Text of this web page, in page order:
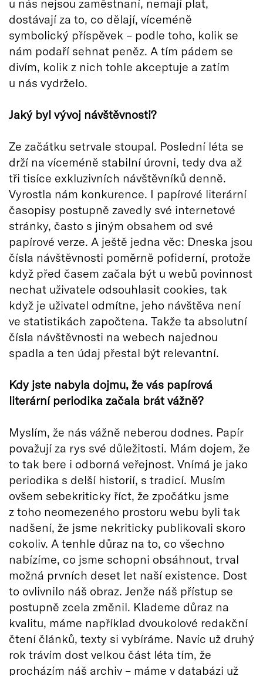
dostávají za to, co dělají, víceméně
symbolický příspěvek – podle toho, kolik se
nám podaří sehnat peněz. A tím pádem se
divím, kolik z nich tohle akceptuje a zatím
u nás vydrželo.
Jaký byl vývoj návštěvnosti?
Ze začátku setrvale stoupal. Poslední léta se
drží na víceméně stabilní úrovni, tedy dva až
tři tisíce exkluzivních návštěvníků denně.
Vyrostla nám konkurence. I papírové literární
časopisy postupně zavedly své internetové
stránky, často s jiným obsahem od své
papírové verze. A ještě jedna věc: Dneska jsou
čísla návštěvnosti poměrně pofiderní, protože
když před časem začala být u webů povinnost
nechat uživatele odsouhlasit cookies, tak
když je uživatel odmítne, jeho návštěva není
ve statistikách započtena. Takže ta absolutní
čísla návštěvnosti na webech najednou
spadla a ten údaj přestal být relevantní.
Kdy jste nabyla dojmu, že vás papírová
literární periodika začala brát vážně?
Myslím, že nás vážně neberou dodnes. Papír
považují za rys své důležitosti. Mám dojem, že
to tak bere i odborná veřejnost. Vnímá je jako
periodika s delší historií, s tradicí. Musím
ovšem sebekriticky říct, že zpočátku jsme
z toho neomezeného prostoru webu byli tak
nadšení, že jsme nekriticky publikovali skoro
cokoliv. A tenhle důraz na to, co všechno
nabízíme, co jsme schopni obsáhnout, trval
možná prvních deset let naší existence. Dost
to ovlivnilo náš obraz. Jenže náš přístup se
postupně zcela změnil. Klademe důraz na
kvalitu, máme například dvoukolové redakční
čtení článků, texty si vybíráme. Navíc už druhý
rok trávím dost velkou část léta tím, že
procházím náš archiv – máme v databázi už